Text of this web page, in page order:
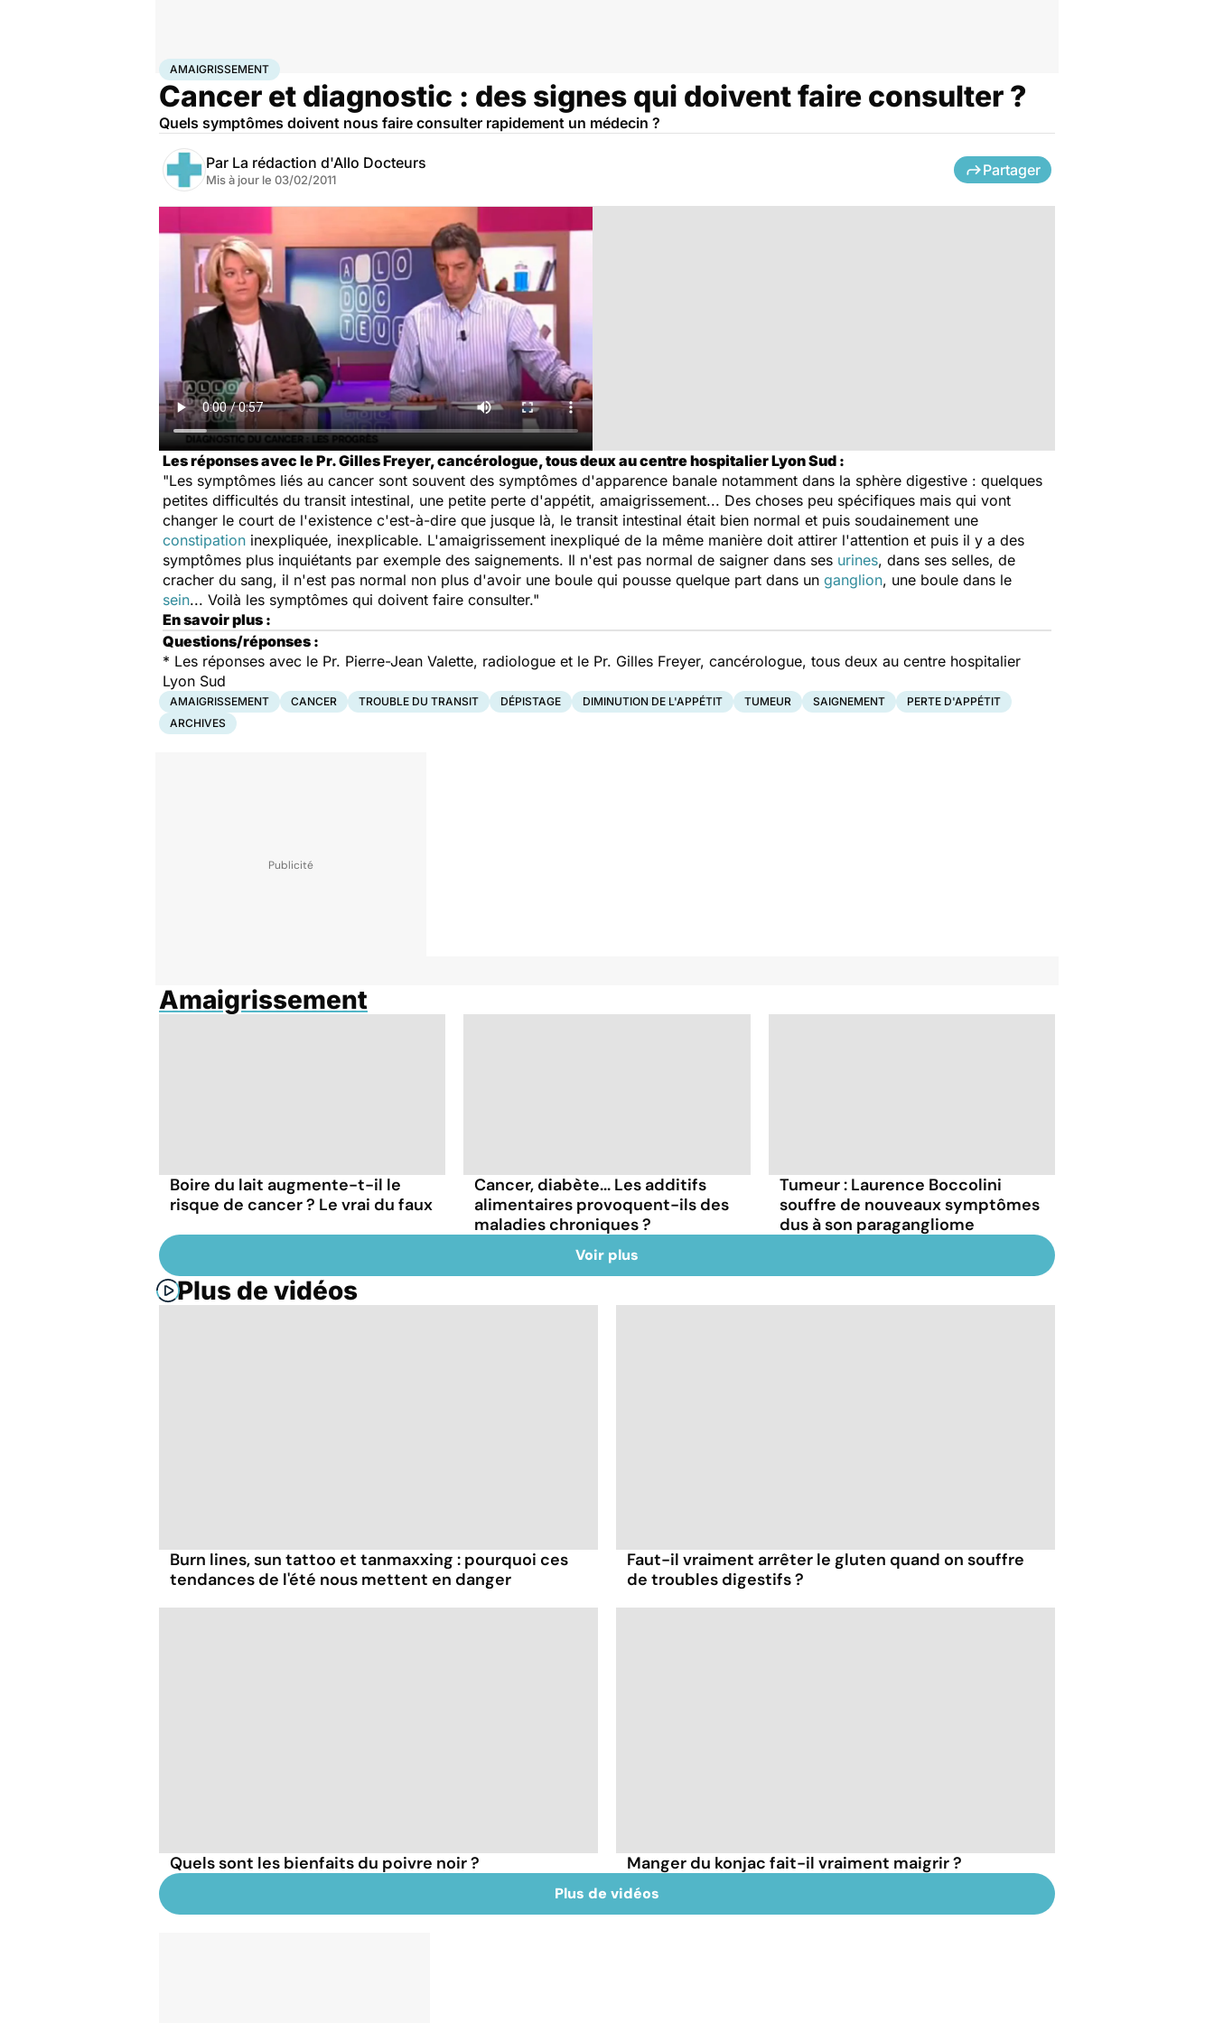
AccueilSantéMaladies Cancer
AMAIGRISSEMENT
Cancer et diagnostic : des signes qui doivent faire consulter ?
Quels symptômes doivent nous faire consulter rapidement un médecin ?
Par La rédaction d'Allo Docteurs
Mis à jour le 03/02/2011
Partager
Les réponses avec le Pr. Gilles Freyer, cancérologue, tous deux au centre hospitalier Lyon Sud :
"Les symptômes liés au cancer sont souvent des symptômes d'apparence banale notamment dans la sphère digestive : quelques
petites difficultés du transit intestinal, une petite perte d'appétit, amaigrissement... Des choses peu spécifiques mais qui vont
changer le court de l'existence c'est-à-dire que jusque là, le transit intestinal était bien normal et puis soudainement une
constipation inexpliquée, inexplicable. L'amaigrissement inexpliqué de la même manière doit attirer l'attention et puis il y a des
symptômes plus inquiétants par exemple des saignements. Il n'est pas normal de saigner dans ses urines, dans ses selles, de
cracher du sang, il n'est pas normal non plus d'avoir une boule qui pousse quelque part dans un ganglion, une boule dans le
sein... Voilà les symptômes qui doivent faire consulter."
En savoir plus :
Questions/réponses :
* Les réponses avec le Pr. Pierre-Jean Valette, radiologue et le Pr. Gilles Freyer, cancérologue, tous deux au centre hospitalier
Lyon Sud
AMAIGRISSEMENT CANCER TROUBLE DU TRANSIT DÉPISTAGE DIMINUTION DE L'APPÉTIT TUMEUR SAIGNEMENT
PERTE D'APPÉTIT
ARCHIVES
Amaigrissement
Boire du lait augmente-t-il le
risque de cancer ? Le vrai du faux
Cancer, diabète... Les additifs
alimentaires provoquent-ils des
maladies chroniques ?
Tumeur : Laurence Boccolini
souffre de nouveaux symptômes
dus à son paragangliome
Voir plus
Plus de vidéos
Burn lines, sun tattoo et tanmaxxing : pourquoi ces
tendances de l'été nous mettent en danger
Faut-il vraiment arrêter le gluten quand on souffre
de troubles digestifs ?
Quels sont les bienfaits du poivre noir ? Manger du konjac fait-il vraiment maigrir ?
Plus de vidéos